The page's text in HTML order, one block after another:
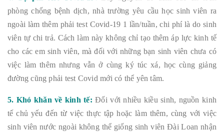
phòng chống bệnh dịch, nhà trường yêu cầu học sinh viên ra
ngoài làm thêm phải test Covid-19 1 lần/tuần, chi phí là do sinh
viên tự chi trả. Cách làm này không chỉ tạo thêm áp lực kinh tế
cho các em sinh viên, mà đối với những bạn sinh viên chưa có
việc làm thêm nhưng vẫn ở cùng ký túc xá, học cùng giảng
đường cũng phải test Covid mới có thể yên tâm.
5. Khó khăn về kinh tế: Đối với nhiều kiều sinh, nguồn kinh
tế chủ yếu đến từ việc thực tập hoặc làm thêm, cùng với việc
sinh viên nước ngoài không thể giống sinh viên Đài Loan nhận